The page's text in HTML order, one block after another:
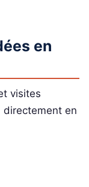
en
visites
directement en